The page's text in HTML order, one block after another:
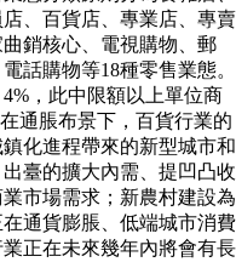
、百貨店、專業店、專賣
銷核心、電視購物、郵
話購物等18種零售業態。
，此中限額以上單位商
通脹布景下，百貨行業的
化進程帶來的新型城市和
臺的擴大內需、提凹凸收
市場需求；新農村建設為
通貨膨脹、低端城市消費
正在未來幾年內將會有長